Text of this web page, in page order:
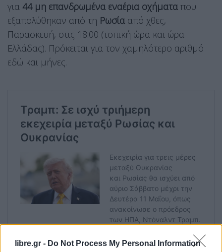
libre.gr - Do Not Process My Personal Information
για 44 μη επανδρωμένα εναέρια οχήματα που
εξαπολύθηκαν από τη Ρωσία από χθες,
Παρασκευή, στις 18:00 (τοπική ώρα και ώρα
Ελλάδας). Πρόκειται για τον χαμηλότερο αριθμό
εδώ και μήνες.